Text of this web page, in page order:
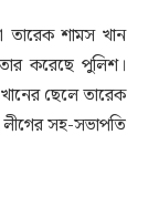
তারেক শামস খান
করেছে পুলিশ।
ছেলে তারেক
সহ-সভাপতি